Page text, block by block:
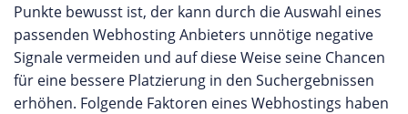
Punkte bewusst ist, der kann durch die Auswahl eines
passenden Webhosting Anbieters unnötige negative
Signale vermeiden und auf diese Weise seine Chancen
für eine bessere Platzierung in den Suchergebnissen
erhöhen. Folgende Faktoren eines Webhostings haben